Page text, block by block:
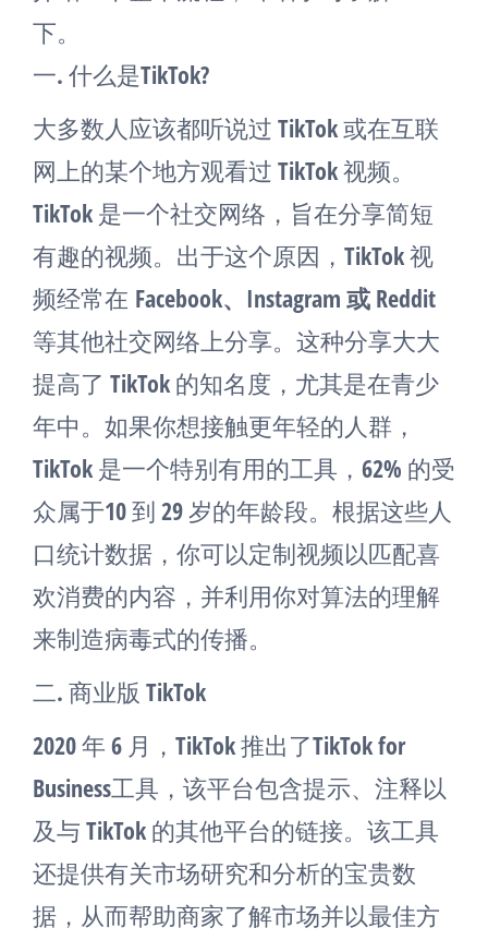
下。
一. 什么是TikTok?
大多数人应该都听说过 TikTok 或在互联
网上的某个地方观看过 TikTok 视频。
TikTok 是一个社交网络，旨在分享简短
有趣的视频。出于这个原因，TikTok 视
频经常在 Facebook、Instagram 或 Reddit
等其他社交网络上分享。这种分享大大
提高了 TikTok 的知名度，尤其是在青少
年中。如果你想接触更年轻的人群，
TikTok 是一个特别有用的工具，62% 的受
众属于10 到 29 岁的年龄段。根据这些人
口统计数据，你可以定制视频以匹配喜
欢消费的内容，并利用你对算法的理解
来制造病毒式的传播。
二. 商业版 TikTok
2020 年 6 月，TikTok 推出了TikTok for
Business工具，该平台包含提示、注释以
及与 TikTok 的其他平台的链接。该工具
还提供有关市场研究和分析的宝贵数
据，从而帮助商家了解市场并以最佳方